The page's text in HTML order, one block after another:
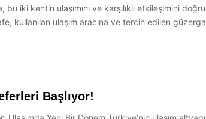
iki kentin ulaşımını ve karşılıklı etkileşimini
kullanılan ulaşım aracına ve tercih edilen
Başlıyor!